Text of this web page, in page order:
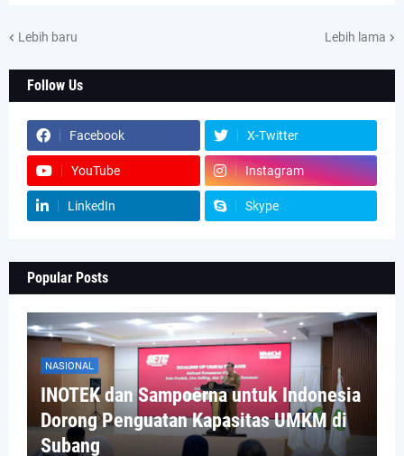
Lebih baru Lebih lama
Follow Us
Facebook X-Twitter
YouTube Instagram
LinkedIn Skype
Popular Posts
NASIONAL
INOTEK dan Sampoerna untuk Indonesia
Dorong Penguatan Kapasitas UMKM di
Subang